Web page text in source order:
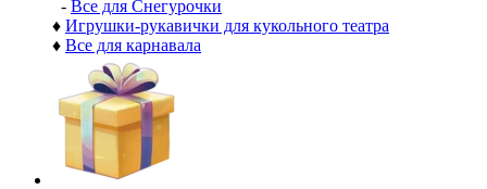
- Все для Снегурочки
♦ Игрушки-рукавички для кукольного театра
♦ Все для карнавала